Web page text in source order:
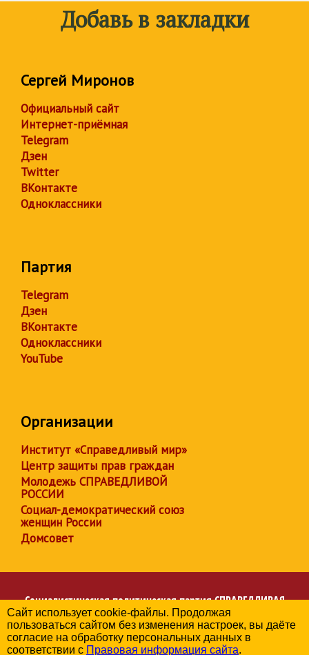
Добавь в закладки
Сергей Миронов
Официальный сайт
Интернет-приёмная
Telegram
Дзен
Twitter
ВКонтакте
Одноклассники
Партия
Telegram
Дзен
ВКонтакте
Одноклассники
YouTube
Организации
Институт «Справедливый мир»
Центр защиты прав граждан
Молодежь СПРАВЕДЛИВОЙ
РОССИИ
Социал-демократический союз
женщин России
Домсовет
Социалистическая политическая партияСПРАВЕДЛИВАЯ
РОССИЯ
Региональное отделение партии в Челябинской области
© 2006-2026
Сайт использует cookie-файлы. Продолжая
пользоваться сайтом без изменения настроек, вы даёте
согласие на обработку персональных данных в
соответствии с Правовая информация сайта.